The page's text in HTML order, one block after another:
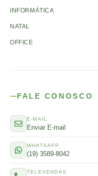
INFORMÁTICA
NATAL
OFFICE
FALE CONOSCO
E-MAIL
Enviar E-mail
WHATSAPP
(19) 3589-8042
TELEVENDAS